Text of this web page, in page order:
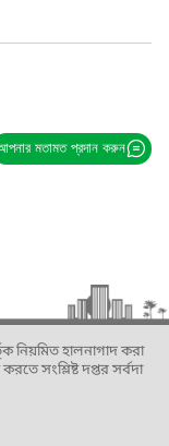
মতামত প্রদান করুন
নিয়মিত হালনাগাদ করা
সংশ্লিষ্ট দপ্তর সর্বদা